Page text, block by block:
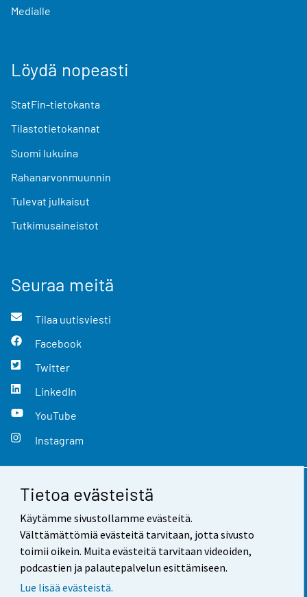
Tietoa evästeistä
Käytämme sivustollamme evästeitä.
Välttämättömiä evästeitä tarvitaan, jotta sivusto
toimii oikein. Muita evästeitä tarvitaan videoiden,
podcastien ja palautepalvelun esittämiseen.
Lue lisää evästeistä.
Medialle
Löydä nopeasti
StatFin-tietokanta
Tilastotietokannat
Suomi lukuina
Rahanarvonmuunnin
Tulevat julkaisut
Tutkimusaineistot
Seuraa meitä
Tilaa uutisviesti
Facebook
Twitter
LinkedIn
YouTube
Instagram
Yhteystiedot
Palaute
Käyttöehdot